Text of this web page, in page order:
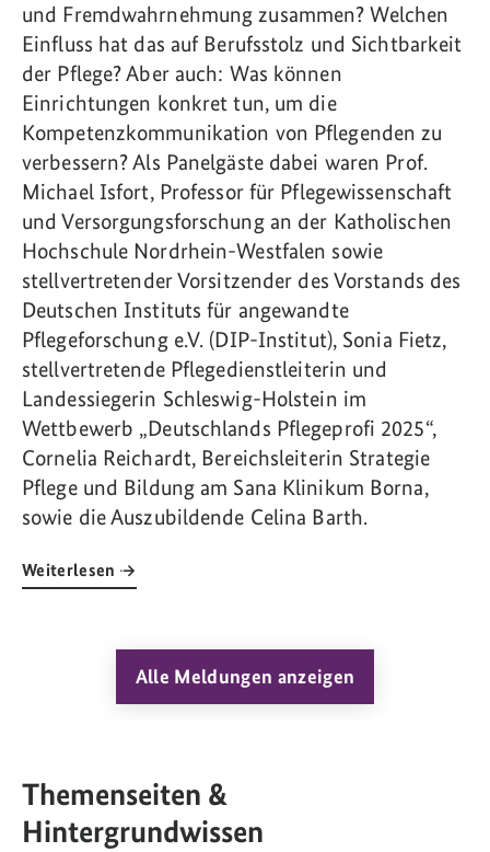
und Fremdwahrnehmung zusammen? Welchen
Einfluss hat das auf Berufsstolz und Sichtbarkeit
der Pflege? Aber auch: Was können
Einrichtungen konkret tun, um die
Kompetenzkommunikation von Pflegenden zu
verbessern? Als Panelgäste dabei waren Prof.
Michael Isfort, Professor für Pflegewissenschaft
und Versorgungsforschung an der Katholischen
Hochschule Nordrhein-Westfalen sowie
stellvertretender Vorsitzender des Vorstands des
Deutschen Instituts für angewandte
Pflegeforschung e.V. (DIP-Institut), Sonia Fietz,
stellvertretende Pflegedienstleiterin und
Landessiegerin Schleswig-Holstein im
Wettbewerb „Deutschlands Pflegeprofi 2025“,
Cornelia Reichardt, Bereichsleiterin Strategie
Pflege und Bildung am Sana Klinikum Borna,
sowie die Auszubildende Celina Barth.
Weiterlesen
Alle Meldungen anzeigen
Themenseiten &
Hintergrundwissen